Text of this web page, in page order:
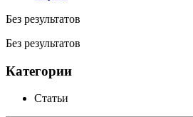
Без результатов
Без результатов
Категории
Статьи